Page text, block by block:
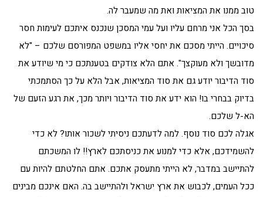
טוב ממנו את המציאות ואת מה שמעבר לה.
בסך הכל אני מרחם עליו ועל עמי המסכן שנכנס איתכם לעימות חסר
סיכויים. הייתי מסכם את יחסי אליו במשפט המפורסם שלכם – "לא
מדובשך ולא מעוקצך". אתם הלא צודקים בטענתכם כי מי שיודע את
סוד הדיבור יודע גם את סוד המציאות, אבל הלא על כך הסתמכתי
בדיוק בבחרי בו! הוא ידע את סוד הדיבור ויותר מכך, את רגע הזעם של
הא-ל שלכם.
אגלה לכם סוד נוסף. למה לדעתכם ניסיתי לשכור אותו? לא כדי
להשמידכם, אלא כדי למנוע את כניסתכם לארץ!! לו המשכתם
להתיישב במדבר, לא הייתי מתעסק אתכם. אתם החלטתם להיות עם
ככל העמים, לכבוש את ארץ ישראל ולהתיישב בה. האם אינכם מבינים